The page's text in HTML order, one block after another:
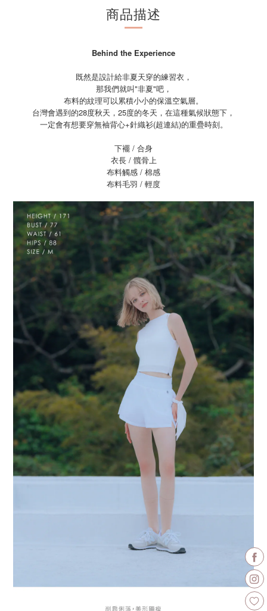
商品描述
Behind the Experience
既然是設計給非夏天穿的練習衣，
那我們就叫"非夏"吧，
布料的紋理可以累積小小的保溫空氣層。
台灣會遇到的28度秋天，25度的冬天，在這種氣候狀態下，
一定會有想要穿無袖背心+針織衫(超連結)的重疊時刻。
下襬 / 合身
衣長 / 髖骨上
布料觸感 / 棉感
布料毛羽 / 輕度